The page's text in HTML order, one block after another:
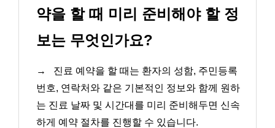
약을 할 때 미리 준비해야 할 정
보는 무엇인가요?
→
진료 예약을 할 때는 환자의 성함, 주민등록
번호, 연락처와 같은 기본적인 정보와 함께 원하
는 진료 날짜 및 시간대를 미리 준비해두면 신속
하게 예약 절차를 진행할 수 있습니다.